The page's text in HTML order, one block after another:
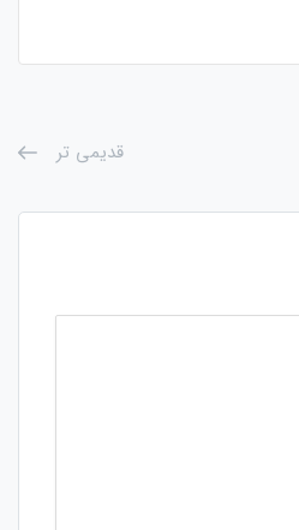
قدیمی تر